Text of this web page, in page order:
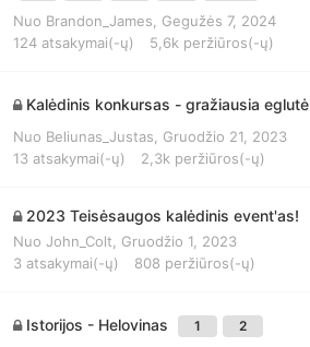
Nuo Brandon_James
Gegužės 7, 2024
124 atsakymai(-ų) 5,6k peržiūros(-ų)
Kalėdinis konkursas - gražiausia eglutė
Nuo Beliunas_Justas
Gruodžio 21, 2023
13 atsakymai(-ų) 2,3k peržiūros(-ų)
2023 Teisėsaugos kalėdinis event'as!
Nuo John_Colt
Gruodžio 1, 2023
3 atsakymai(-ų) 808 peržiūros(-ų)
Istorijos - Helovinas 1 2